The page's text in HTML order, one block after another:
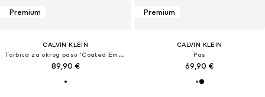
Premium
CALVIN KLEIN
Torbica za okrog pasu 'Coated Emblem Print'
89,90 €
Premium
CALVIN KLEIN
Pas
69,90 €